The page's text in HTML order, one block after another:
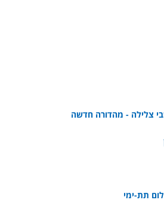
צלילה - מהדורה חדשה
תת-ימי